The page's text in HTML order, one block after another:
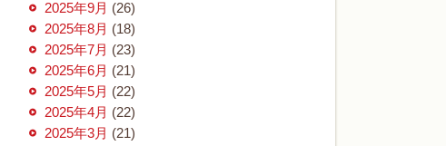
2025年9月 (26)
2025年8月 (18)
2025年7月 (23)
2025年6月 (21)
2025年5月 (22)
2025年4月 (22)
2025年3月 (21)